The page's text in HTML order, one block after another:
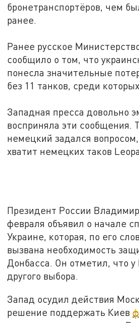
бронетранспортёров, чем
ранее.
Ранее русское
сообщило о том, что
понесла значительные
без 11 танков, среди
Западная пресса довольно
восприняла эти сообщения.
немецкий задался
хватит немецких таков
Президент России
февраля объявил о начале
Украине, которая, по его
вызвана необходимость
Донбасса. Он отметил, что
другого выбора.
Запад осудил действия
решение поддержать Киев